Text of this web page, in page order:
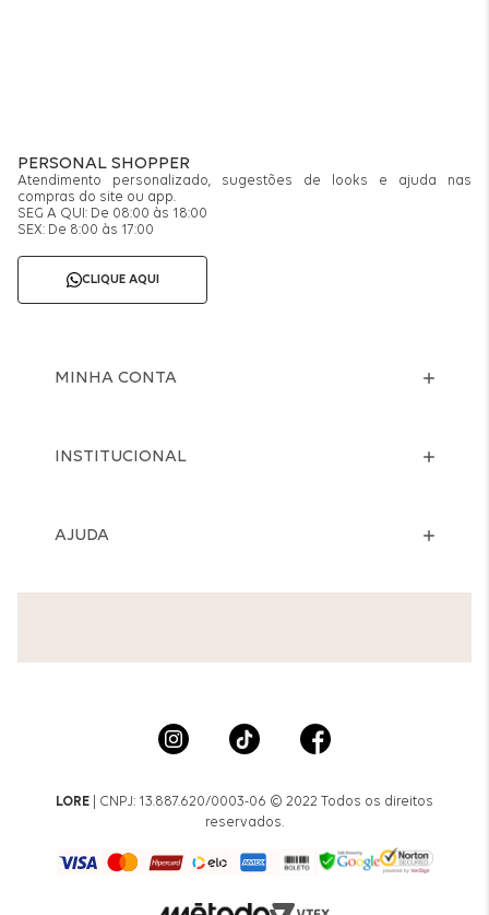
PERSONAL SHOPPER
Atendimento personalizado, sugestões de looks e ajuda nas
compras do site ou app.
SEG A QUI: De 08:00 às 18:00
SEX: De 8:00 às 17:00
CLIQUE AQUI
MINHA CONTA
INSTITUCIONAL
AJUDA
LORE | CNPJ: 13.887.620/0003-06 © 2022 Todos os direitos
reservados.